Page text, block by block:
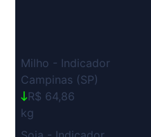
Milho - Indicador
Campinas (SP)
R$ 64,86
kg